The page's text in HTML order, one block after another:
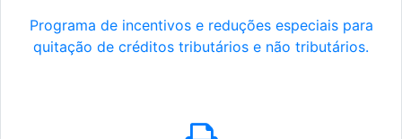
Programa de incentivos e reduções especiais para
quitação de créditos tributários e não tributários.